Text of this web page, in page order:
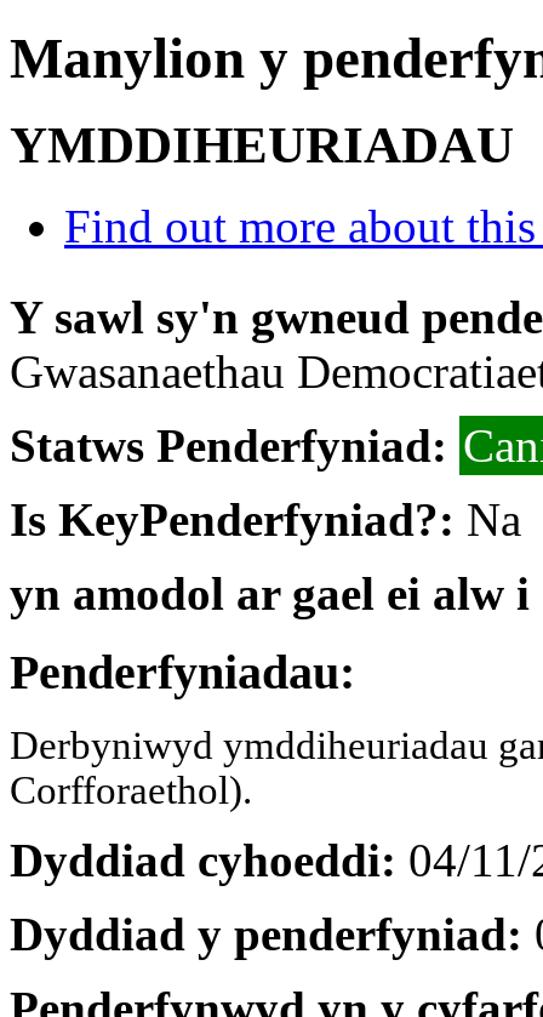
Manylion y
YMDDIHEURIADAU
Find out more about this
Y sawl sy'n gwneud
Gwasanaethau
Statws Penderfyniad:
Is KeyPenderfyniad?: Na
yn amodol ar gael ei alw
Penderfyniadau:
Derbyniwyd ymddiheuriadau
Corfforaethol).
Dyddiad cyhoeddi: 04/11/
Dyddiad y penderfyniad: